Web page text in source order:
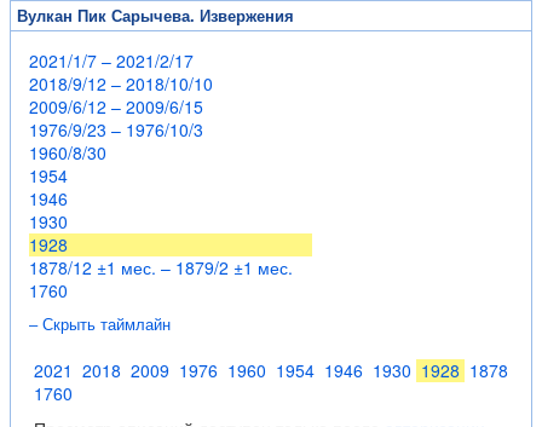
Вулкан Пик Сарычева. Извержения
2021/1/7 – 2021/2/17
2018/9/12 – 2018/10/10
2009/6/12 – 2009/6/15
1976/9/23 – 1976/10/3
1960/8/30
1954
1946
1930
1928
1878/12 ±1 мес. – 1879/2 ±1 мес.
1760
– Скрыть таймлайн
2021 2018 2009 1976 1960 1954 1946 1930 1928 1878
1760